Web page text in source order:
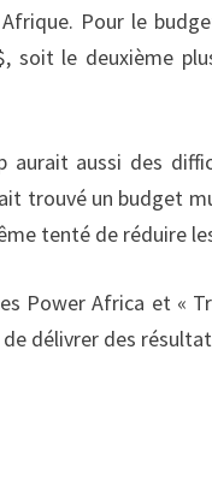
Pour le
soit le deuxième
aurait aussi des
trouvé un budget
tenté de réduire
Power Africa et «
délivrer des